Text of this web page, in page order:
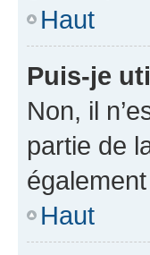
Haut
Puis-je
Non, il
partie de
Haut